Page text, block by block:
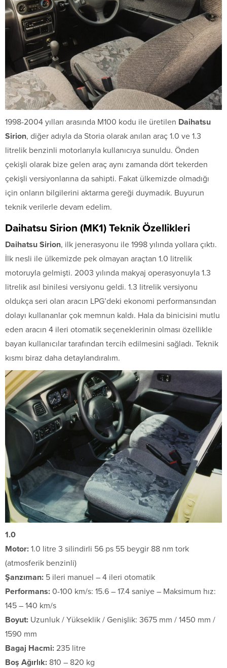
1998-2004 yılları arasında M100 kodu ile üretilen Daihatsu
Sirion, diğer adıyla da Storia olarak anılan araç 1.0 ve 1.3
litrelik benzinli motorlarıyla kullanıcıya sunuldu. Önden
çekişli olarak bize gelen araç aynı zamanda dört tekerden
çekişli versiyonlarına da sahipti. Fakat ülkemizde olmadığı
için onların bilgilerini aktarma gereği duymadık. Buyurun
teknik verilerle devam edelim.
Daihatsu Sirion (MK1) Teknik Özellikleri
Daihatsu Sirion, ilk jenerasyonu ile 1998 yılında yollara çıktı.
İlk nesli ile ülkemizde pek olmayan araçtan 1.0 litrelik
motoruyla gelmişti. 2003 yılında makyaj operasyonuyla 1.3
litrelik asıl binilesi versiyonu geldi. 1.3 litrelik versiyonu
oldukça seri olan aracın LPG’deki ekonomi performansından
dolayı kullananlar çok memnun kaldı. Hala da binicisini mutlu
eden aracın 4 ileri otomatik seçeneklerinin olması özellikle
bayan kullanıcılar tarafından tercih edilmesini sağladı. Teknik
kısmı biraz daha detaylandıralım.
1.0
Motor: 1.0 litre 3 silindirli 56 ps 55 beygir 88 nm tork
(atmosferik benzinli)
Şanzıman: 5 ileri manuel – 4 ileri otomatik
Performans: 0-100 km/s: 15.6 – 17.4 saniye – Maksimum hız:
145 – 140 km/s
Boyut: Uzunluk / Yükseklik / Genişlik: 3675 mm / 1450 mm /
1590 mm
Bagaj Hacmi: 235 litre
Boş Ağırlık: 810 – 820 kg